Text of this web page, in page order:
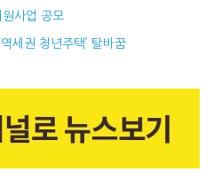
사업 공모
세권 청년주택’ 탈바꿈